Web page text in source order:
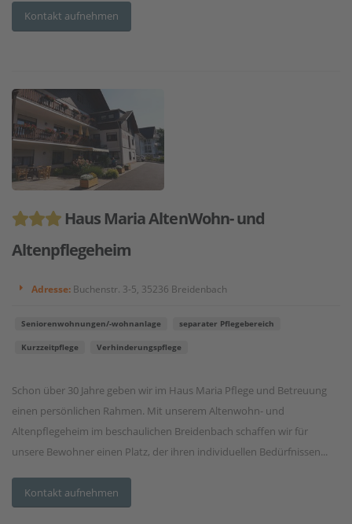
Kontakt aufnehmen
Haus Maria AltenWohn- und
Altenpflegeheim
Adresse: Buchenstr. 3-5, 35236 Breidenbach
Seniorenwohnungen/-wohnanlage separater Pflegebereich
Kurzzeitpflege Verhinderungspflege
Schon über 30 Jahre geben wir im Haus Maria Pflege und Betreuung
einen persönlichen Rahmen. Mit unserem Altenwohn- und
Altenpflegeheim im beschaulichen Breidenbach schaffen wir für
unsere Bewohner einen Platz, der ihren individuellen Bedürfnissen...
Kontakt aufnehmen